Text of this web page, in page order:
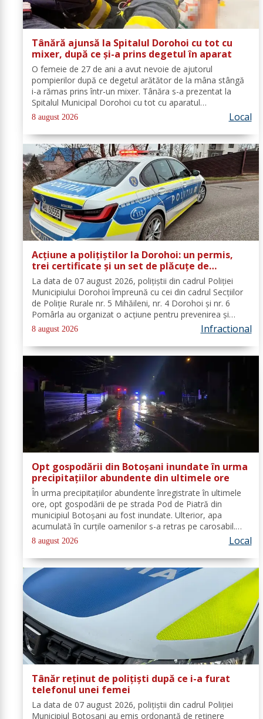
Tânără ajunsă la Spitalul Dorohoi cu tot cu
mixer, după ce și-a prins degetul în aparat
O femeie de 27 de ani a avut nevoie de ajutorul
pompierilor după ce degetul arătător de la mâna stângă
i-a rămas prins într-un mixer. Tânăra s-a prezentat la
Spitalul Municipal Dorohoi cu tot cu aparatul
electrocasnic, iar medicii au solicitat intervenția
salvatorilor. Pompierii din cadrul...
8 august 2026 Local
Acțiune a polițiștilor la Dorohoi: un permis,
trei certificate și un set de plăcuțe de
înmatriculare reținute
La data de 07 august 2026, polițiștii din cadrul Poliției
Municipiului Dorohoi împreună cu cei din cadrul Secțiilor
de Poliție Rurale nr. 5 Mihăileni, nr. 4 Dorohoi și nr. 6
Pomârla au organizat o acțiune pentru prevenirea și
combaterea faptelor de natură penală și
contravențională, verificarea...
8 august 2026 Infractional
Opt gospodării din Botoșani inundate în urma
precipitațiilor abundente din ultimele ore
În urma precipitațiilor abundente înregistrate în ultimele
ore, opt gospodării de pe strada Pod de Piatră din
municipiul Botoșani au fost inundate. Ulterior, apa
acumulată în curțile oamenilor s-a retras pe carosabil.
Pentru evacuarea apei, pompierii militari din cadrul
Detașamentului Botoșani au...
8 august 2026 Local
Tânăr reținut de polițiști după ce i-a furat
telefonul unei femei
La data de 07 august 2026, polițiștii din cadrul Poliției
Municipiul Botoșani au emis ordonanță de reținere